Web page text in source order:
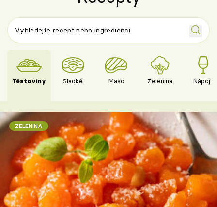
Těstoviny Sladké Maso Zelenina Nápoje
ZELENINA